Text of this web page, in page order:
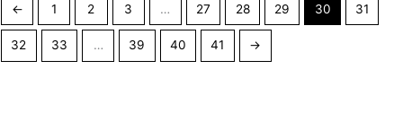
← 1 2 3 … 27 28 29 30 31
32 33 … 39 40 41 →